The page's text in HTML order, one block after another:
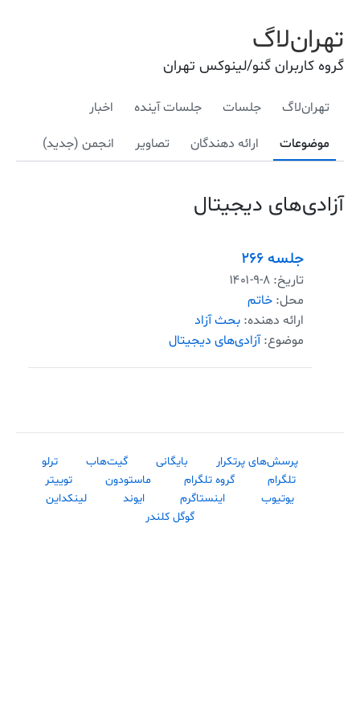
تهران‌لاگ
گروه کاربران گنو/لینوکس تهران
تهران‌لاگ جلسات جلسات آینده اخبار
موضوعات ارائه دهندگان تصاویر انجمن (جدید)
آزادی‌های دیجیتال
جلسه ۲۶۶
تاریخ: ۱۴۰۱-۹-۸
محل: خاتم
ارائه دهنده: بحث آزاد
موضوع:آزادی‌های دیجیتال
پرسش‌های پرتکرار بایگانی گیت‌هاب
ترلو
تلگرام
گروه تلگرام ماستودون
توییتر
یوتیوب
اینستاگرم ایوند
لینکداین
گوگل کلندر